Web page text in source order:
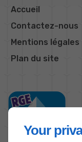
Your
Accueil
Contactez-nous
Mentions légales
Plan du site